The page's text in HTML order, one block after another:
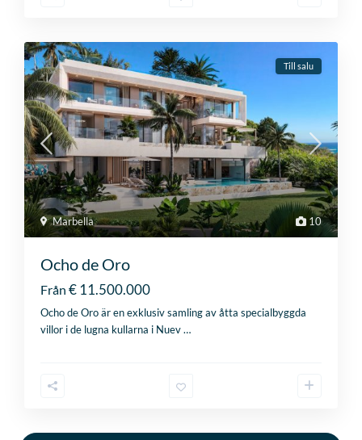
10
Marbella
Till salu
Ocho de Oro
Från € 11.500.000
Ocho de Oro är en exklusiv samling av åtta specialbyggda
villor i de lugna kullarna i Nuev…